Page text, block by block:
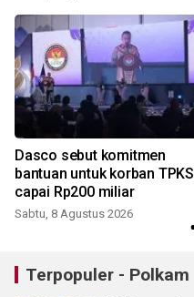
Dasco sebut komitmen
bantuan untuk korban TPKS
capai Rp200 miliar
Sabtu, 8 Agustus 2026
Terpopuler - Polkam